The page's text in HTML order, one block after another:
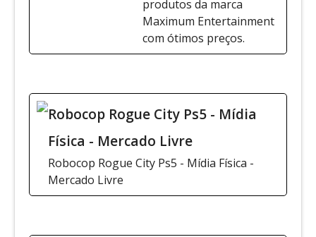
produtos da marca
Maximum Entertainment
com ótimos preços.
Robocop Rogue City Ps5 - Mídia
Física - Mercado Livre
Robocop Rogue City Ps5 - Mídia Física -
Mercado Livre